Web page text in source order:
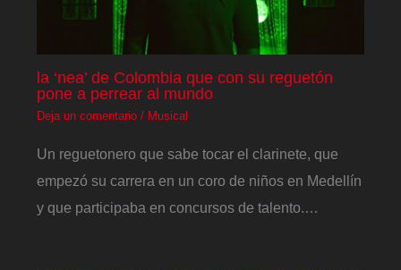
la ‘nea’ de Colombia que con su reguetón
pone a perrear al mundo
Deja un comentario / Musical
Un reguetonero que sabe tocar el clarinete, que
empezó su carrera en un coro de niños en Medellín
y que participaba en concursos de talento.…